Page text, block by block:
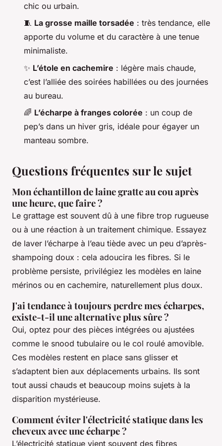
chic ou urbain.
🧵 La grosse maille torsadée : très tendance, elle
apporte du volume et du caractère à une tenue
minimaliste.
✨ L’étole en cachemire : légère mais chaude,
c’est l’alliée des soirées habillées ou des journées
au bureau.
🌈 L’écharpe à franges colorée : un coup de
pep’s dans un hiver gris, idéale pour égayer un
manteau sombre.
Questions fréquentes sur le sujet
Mon échantillon de laine gratte au cou après
une heure, que faire ?
Le grattage est souvent dû à une fibre trop rugueuse
ou à une réaction à un traitement chimique. Essayez
de laver l’écharpe à l’eau tiède avec un peu d’après-
shampoing doux : cela adoucira les fibres. Si le
problème persiste, privilégiez les modèles en laine
mérinos ou en cachemire, naturellement plus doux.
J'ai tendance à toujours perdre mes écharpes,
existe-t-il une alternative plus sûre ?
Oui, optez pour des pièces intégrées ou ajustées
comme le snood tubulaire ou le col roulé amovible.
Ces modèles restent en place sans glisser et
s’adaptent bien aux déplacements urbains. Ils sont
tout aussi chauds et beaucoup moins sujets à la
disparition mystérieuse.
Comment éviter l'électricité statique dans les
cheveux avec une écharpe ?
L’électricité statique vient souvent des fibres